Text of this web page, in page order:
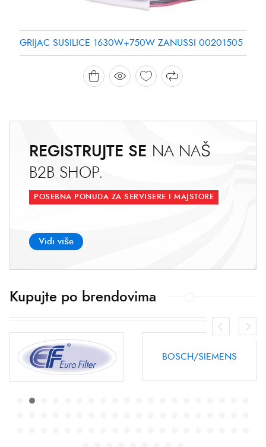
GRIJAC SUSILICE 1630W+750W ZANUSSI 00201505
REGISTRUJTE SE NA NAŠ
B2B SHOP.
POSEBNA PONUDA ZA SERVISERE I MAJSTORE
Vidi više
Kupujte po brendovima
BOSCH/SIEMENS